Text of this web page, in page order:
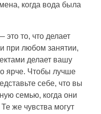
когда вода была
то, что делает
при любом занятии,
делает вашу
ярче. Чтобы лучше
себе, что вы
семью, когда они
же чувства могут